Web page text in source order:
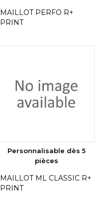
MAILLOT PERFO R+
PRINT
Personnalisable dès 5
pièces
MAILLOT ML CLASSIC R+
PRINT